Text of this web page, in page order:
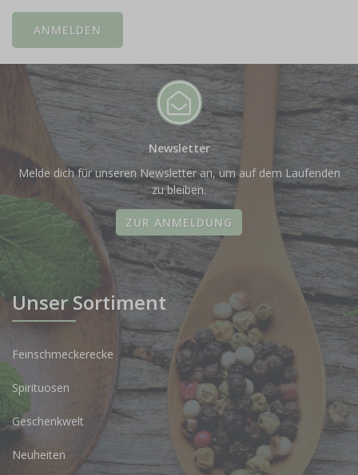
Newsletter
Melde dich für unseren Newsletter an, um auf dem Laufenden
zu bleiben.
ZUR ANMELDUNG
Unser Sortiment
Feinschmeckerecke
Spirituosen
Geschenkwelt
Neuheiten